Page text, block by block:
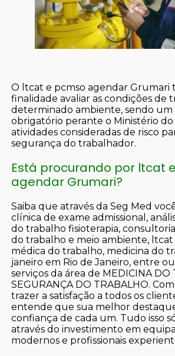
O ltcat e pcmso agendar Grumari
finalidade avaliar as condições de
determinado ambiente, sendo um
obrigatório perante o Ministério
atividades consideradas de risco
segurança do trabalhador.
Está procurando por ltcat
agendar Grumari?
Saiba que através da Seg Med
clínica de exame admissional,
do trabalho fisioterapia,
do trabalho e meio ambiente, ltcat
médica do trabalho, medicina do
janeiro em Rio de Janeiro, entre
serviços da área de MEDICINA DO
SEGURANÇA DO TRABALHO.
trazer a satisfação a todos os
entende que sua melhor
confiança de cada um. Tudo isso
através do investimento em
modernos e profissionais